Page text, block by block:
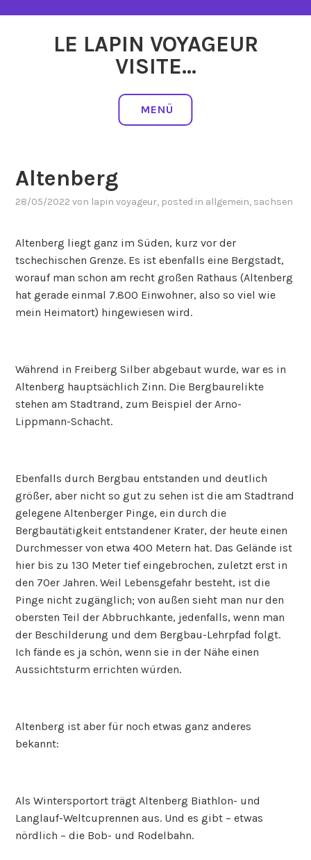
LE LAPIN VOYAGEUR
VISITE…
MENÜ
Altenberg
28/05/2022 von lapin voyageur, posted in allgemein, sachsen
Altenberg liegt ganz im Süden, kurz vor der
tschechischen Grenze. Es ist ebenfalls eine Bergstadt,
worauf man schon am recht großen Rathaus (Altenberg
hat gerade einmal 7.800 Einwohner, also so viel wie
mein Heimatort) hingewiesen wird.
Während in Freiberg Silber abgebaut wurde, war es in
Altenberg hauptsächlich Zinn. Die Bergbaurelikte
stehen am Stadtrand, zum Beispiel der Arno-
Lippmann-Schacht.
Ebenfalls durch Bergbau entstanden und deutlich
größer, aber nicht so gut zu sehen ist die am Stadtrand
gelegene Altenberger Pinge, ein durch die
Bergbautätigkeit entstandener Krater, der heute einen
Durchmesser von etwa 400 Metern hat. Das Gelände ist
hier bis zu 130 Meter tief eingebrochen, zuletzt erst in
den 70er Jahren. Weil Lebensgefahr besteht, ist die
Pinge nicht zugänglich; von außen sieht man nur den
obersten Teil der Abbruchkante, jedenfalls, wenn man
der Beschilderung und dem Bergbau-Lehrpfad folgt.
Ich fände es ja schön, wenn sie in der Nähe einen
Aussichtsturm errichten würden.
Altenberg ist aber für noch etwas ganz anderes
bekannt:
Als Wintersportort trägt Altenberg Biathlon- und
Langlauf-Weltcuprennen aus. Und es gibt – etwas
nördlich – die Bob- und Rodelbahn.